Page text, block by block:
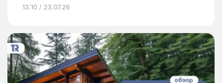
13:10 / 23.07.26